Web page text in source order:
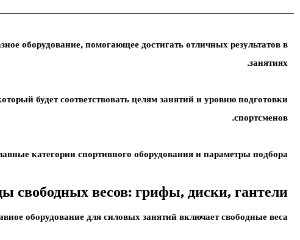
оборудование, помогающее достигать отличных результатов в
занятиях.
будет соответствовать целям занятий и уровню подготовки
спортсменов.
категории спортивного оборудования и параметры подбора.
свободных весов: грифы, диски, гантели
оборудование для силовых занятий включает свободные веса.